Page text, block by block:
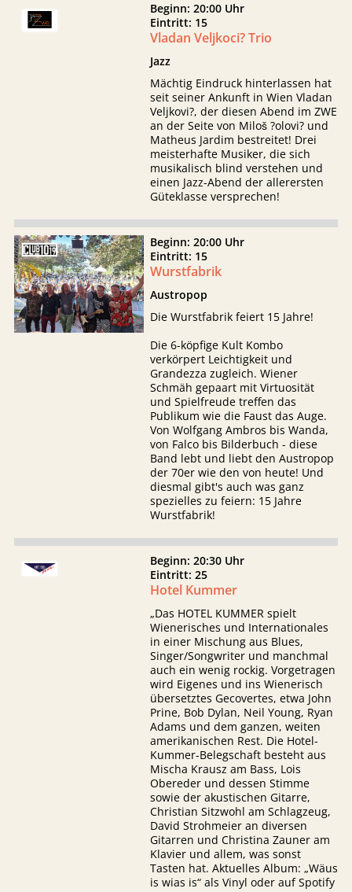
Beginn: 20:00 Uhr
Eintritt: 15
Vladan Veljkoci? Trio
Jazz
Mächtig Eindruck hinterlassen hat
seit seiner Ankunft in Wien Vladan
Veljkovi?, der diesen Abend im ZWE
an der Seite von Miloš ?olovi? und
Matheus Jardim bestreitet! Drei
meisterhafte Musiker, die sich
musikalisch blind verstehen und
einen Jazz-Abend der allerersten
Güteklasse versprechen!
Beginn: 20:00 Uhr
Eintritt: 15
Wurstfabrik
Austropop
Die Wurstfabrik feiert 15 Jahre!
Die 6-köpfige Kult Kombo
verkörpert Leichtigkeit und
Grandezza zugleich. Wiener
Schmäh gepaart mit Virtuosität
und Spielfreude treffen das
Publikum wie die Faust das Auge.
Von Wolfgang Ambros bis Wanda,
von Falco bis Bilderbuch - diese
Band lebt und liebt den Austropop
der 70er wie den von heute! Und
diesmal gibt's auch was ganz
spezielles zu feiern: 15 Jahre
Wurstfabrik!
Beginn: 20:30 Uhr
Eintritt: 25
Hotel Kummer
„Das HOTEL KUMMER spielt
Wienerisches und Internationales
in einer Mischung aus Blues,
Singer/Songwriter und manchmal
auch ein wenig rockig. Vorgetragen
wird Eigenes und ins Wienerisch
übersetztes Gecovertes, etwa John
Prine, Bob Dylan, Neil Young, Ryan
Adams und dem ganzen, weiten
amerikanischen Rest. Die Hotel-
Kummer-Belegschaft besteht aus
Mischa Krausz am Bass, Lois
Obereder und dessen Stimme
sowie der akustischen Gitarre,
Christian Sitzwohl am Schlagzeug,
David Strohmeier an diversen
Gitarren und Christina Zauner am
Klavier und allem, was sonst
Tasten hat. Aktuelles Album: „Wäus
is wias is“ als Vinyl oder auf Spotify